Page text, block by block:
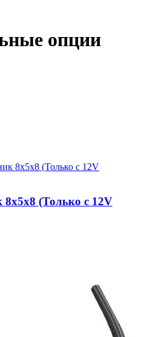
опции
(Только с 12V